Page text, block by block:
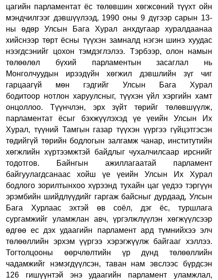
цагийн парламентат ёс төлөвшин хөгжсөний түүхт ойн
мэндчилгээг дэвшүүлээд, 1990 оны 9 дүгээр сарын 13-
ны өдөр Улсын Бага Хурал анхдугаар
хуралдаанаа
хийснээр төрт ёсны түүхэн замналд нэгэн шинэ хуудас
нээгдсэнийг цохон тэмдэглэлээ. Тэрбээр, олон намын
төлөөлөл бүхий парламентын засаглал нь
Монголчуудын ирээдүйн хөгжил дэвшлийн зүг чиг
гарцаагүй мөн гэдгийг Улсын Бага Хурал
бодитоор нотлон харуулсныг, түүхэн үйл хэргийн хамт
онцоллоо. Түүнчлэн, эрх зүйт төрийг төлөвшүүлж,
парламентат ёсыг бэхжүүлэхэд үе үеийн Улсын Их
Хурал, түүний Тамгын газар түүхэн үүргээ гүйцэтгэсэн
төдийгүй төрийн бодлогын залгамж чанар, институтийн
хөгжлийн хүртээмжтэй байдлыг чухалчилсаар ирснийг
тодотгов. Байнгын ажиллагаатай парламент
байгуулагдсанаас хойш үе үеийн Улсын Их Хурал
бодлого зорилтынхоо хүрээнд тухайн цаг үедээ тэргүүн
эрэмбийн шийдлүүдийг гаргаж байсныг дурдаад, Улсын
Бага Хурлаас эхтэй өв соёл, дэг ёс, туршлага
сургамжийг уламжлан авч, үргэлжлүүлэн хөгжүүлсээр
өдгөө ес дэх удаагийн парламент ард түмнийхээ элч
төлөөллийн эрхэм үүргээ хэрэгжүүлж байгааг хэллээ.
Тогтолцооны өөрчлөлтийн үр дүнд төлөөллийн
чадамжийг нэмэгдүүлсэн, таван нам эвслээс бүрдсэн
126 гишүүнтэй энэ удаагийн парламент уламжлал,